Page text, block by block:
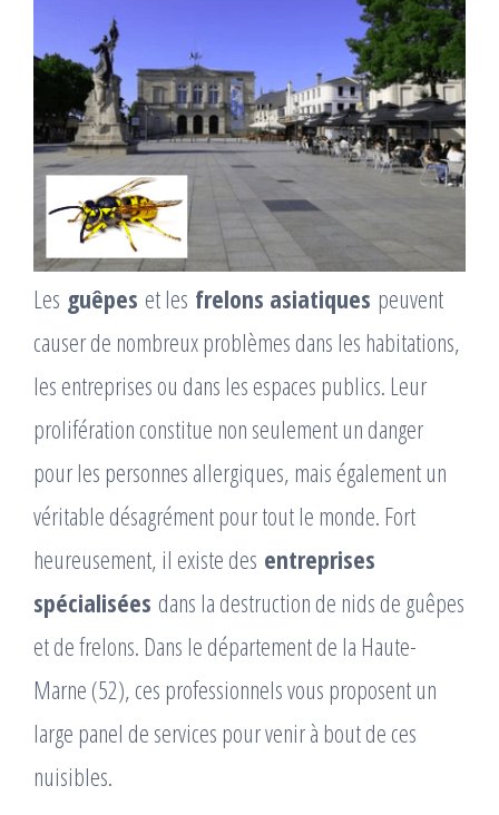
Les guêpes et les frelons asiatiques peuvent
causer de nombreux problèmes dans les habitations,
les entreprises ou dans les espaces publics. Leur
prolifération constitue non seulement un danger
pour les personnes allergiques, mais également un
véritable désagrément pour tout le monde. Fort
heureusement, il existe des entreprises
spécialisées dans la destruction de nids de guêpes
et de frelons. Dans le département de la Haute-
Marne (52), ces professionnels vous proposent un
large panel de services pour venir à bout de ces
nuisibles.